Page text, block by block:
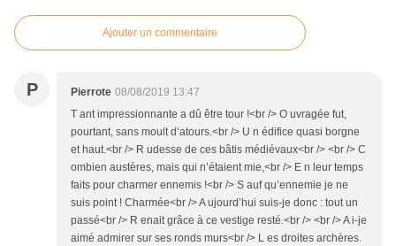
Ajouter un commentaire
P Pierrote 08/08/2019 13:47
T ant impressionnante a dû être tour !<br /> O uvragée fut,
pourtant, sans moult d’atours.<br /> U n édifice quasi borgne
et haut.<br /> R udesse de ces bâtis médiévaux<br /> <br /> C
ombien austères, mais qui n’étaient mie,<br /> E n leur temps
faits pour charmer ennemis !<br /> S auf qu’ennemie je ne
suis point ! Charmée<br /> A ujourd’hui suis-je donc : tout un
passé<br /> R enait grâce à ce vestige resté.<br /> <br /> A i-je
aimé admirer sur ses ronds murs<br /> L es droites archères.